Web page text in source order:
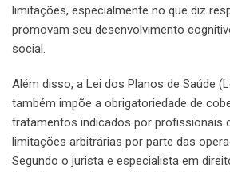
limitações, especialmente no que diz
promovam seu desenvolvimento
social.
Além disso, a Lei dos Planos de Saúde
também impõe a obrigatoriedade de
tratamentos indicados por profissionais
limitações arbitrárias por parte das
Segundo o jurista e especialista em